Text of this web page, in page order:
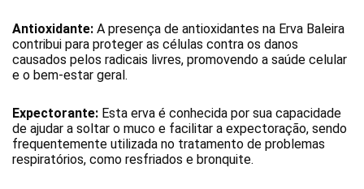
Antioxidante: A presença de antioxidantes na Erva Baleira
contribui para proteger as células contra os danos
causados pelos radicais livres, promovendo a saúde celular
e o bem-estar geral.
Expectorante: Esta erva é conhecida por sua capacidade
de ajudar a soltar o muco e facilitar a expectoração, sendo
frequentemente utilizada no tratamento de problemas
respiratórios, como resfriados e bronquite.